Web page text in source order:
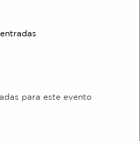
para este evento